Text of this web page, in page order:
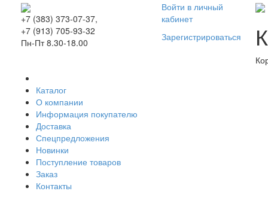
+7 (383) 373-07-37,
+7 (913) 705-93-32
Пн-Пт 8.30-18.00
Войти в личный
кабинет
Зарегистрироваться
Каталог
О компании
Информация покупателю
Доставка
Спецпредложения
Новинки
Поступление товаров
Заказ
Контакты